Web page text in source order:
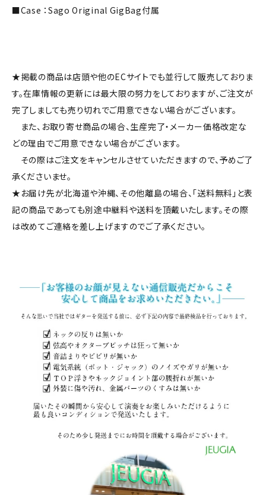
■Case ：Sago Original GigBag付属
★掲載の商品は店頭や他のECサイトでも並行して販売しておりま
す。在庫情報の更新には最大限の努力をしておりますが、ご注文が
完了しましても売り切れでご用意できない場合がございます。
また、お取り寄せ商品の場合、生産完了・メーカー価格改定な
どの理由でご用意できない場合がございます。
その際はご注文をキャンセルさせていただきますので、予めご了
承くださいませ。
★お届け先が北海道や沖縄、その他離島の場合、「送料無料」と表
記の商品であっても別途中継料や送料を頂戴いたします。その際
は改めてご連絡を差し上げますのでご了承ください。